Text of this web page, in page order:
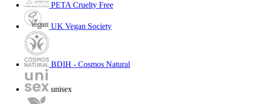
PETA Cruelty Free
UK Vegan Society
BDIH - Cosmos Natural
unisex